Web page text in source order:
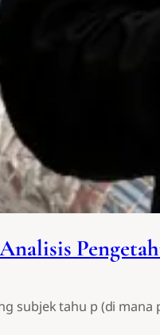
subjek tahu p (di mana